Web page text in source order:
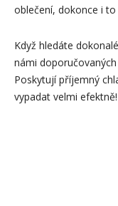
oblečení, dokonce i
Když hledáte
námi
Poskytují příjemný
vypadat velmi efektně!